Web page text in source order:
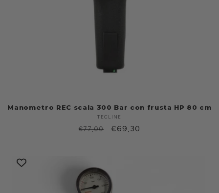
Manometro REC scala 300 Bar con frusta HP 80 cm
Produttore:
TECLINE
Prezzo
€77,00
Prezzo
€69,30